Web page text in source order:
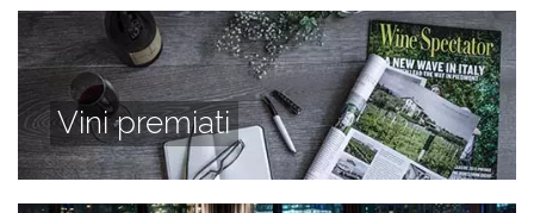
Vini premiati